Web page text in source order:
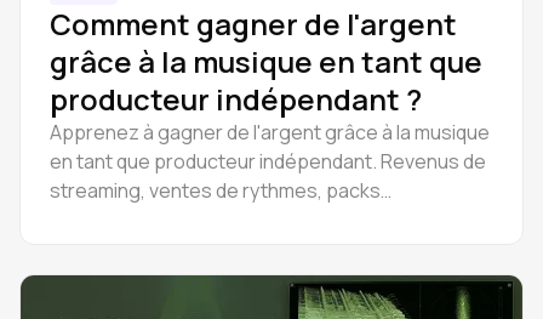
Comment gagner de l'argent
grâce à la musique en tant que
producteur indépendant ?
Apprenez à gagner de l'argent grâce à la musique
en tant que producteur indépendant. Revenus de
streaming, ventes de rythmes, packs